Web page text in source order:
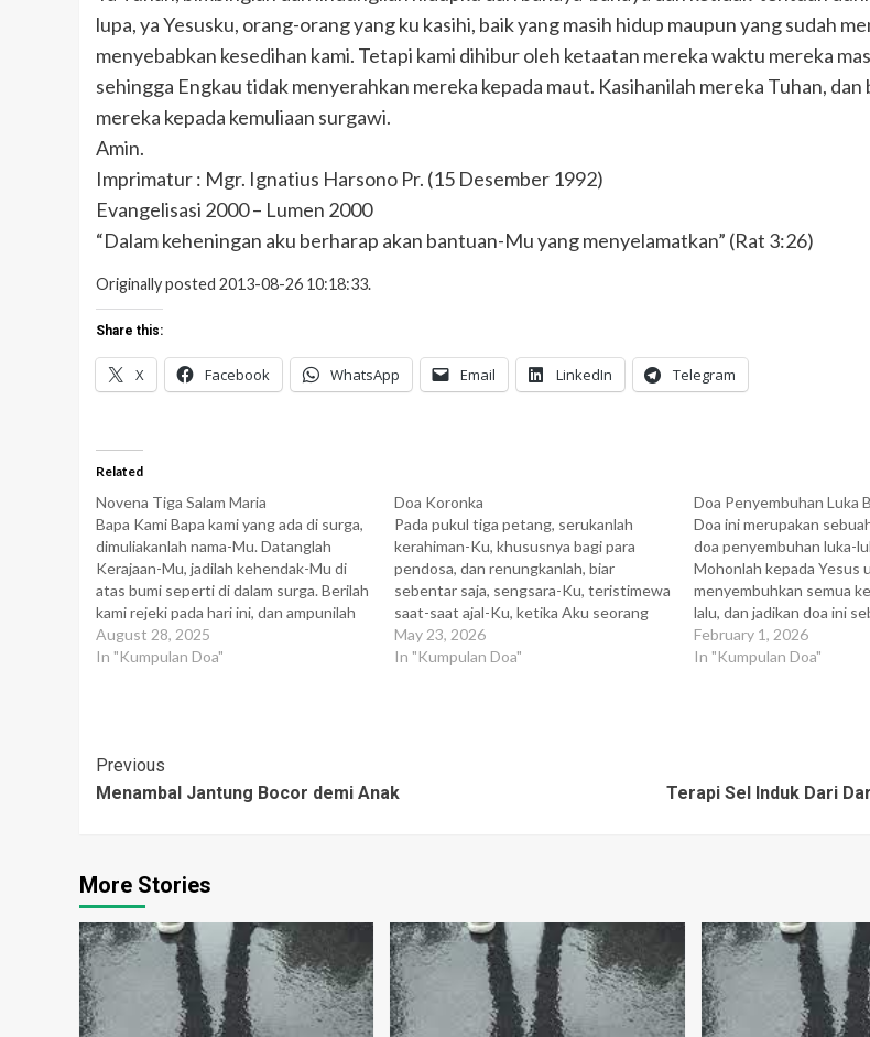
lupa, ya Yesusku, orang-orang yang ku kasihi, baik yang masih hidup maupun yang sudah
menyebabkan kesedihan kami. Tetapi kami dihibur oleh ketaatan mereka waktu mereka
sehingga Engkau tidak menyerahkan mereka kepada maut. Kasihanilah mereka Tuhan, dan
mereka kepada kemuliaan surgawi.
Amin.
Imprimatur : Mgr. Ignatius Harsono Pr. (15 Desember 1992)
Evangelisasi 2000 – Lumen 2000
“Dalam keheningan aku berharap akan bantuan-Mu yang menyelamatkan” (Rat 3:26)
Originally posted 2013-08-26 10:18:33.
Share this:
X Facebook WhatsApp Email LinkedIn Telegram
Related
Novena Tiga Salam Maria
Bapa Kami Bapa kami yang ada di surga,
dimuliakanlah nama-Mu. Datanglah
Kerajaan-Mu, jadilah kehendak-Mu di
atas bumi seperti di dalam surga. Berilah
kami rejeki pada hari ini, dan ampunilah
kesalahan kami, seperti kami pun
mengampuni yang bersalah kepada kami.
August 28, 2025
In "Kumpulan Doa"
Doa Koronka
Pada pukul tiga petang, serukanlah
kerahiman-Ku, khususnya bagi para
pendosa, dan renungkanlah, biar
sebentar saja, sengsara-Ku, teristimewa
saat-saat ajal-Ku, ketika Aku seorang
diri saja. Inilah Jam Kerahiman-Ku yang
besar bagi seluruh dunia. Aku akan
May 23, 2026
In "Kumpulan Doa"
Doa Penyembuhan Luka
Doa ini merupakan
doa penyembuhan luka-
Mohonlah kepada Yesus
menyembuhkan semua
lalu, dan jadikan doa ini
pribadi. MASA DALAM
Tuhan Yesus Kristus,
February 1, 2026
In "Kumpulan Doa"
Post
Navigation
Previous
Menambal Jantung Bocor demi Anak
Terapi Sel Induk Dari
More Stories